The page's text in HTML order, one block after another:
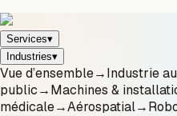
Services▾
Industries▾
Vue d’ensemble→Industrie
public→Machines &
médicale→Aérospatial→